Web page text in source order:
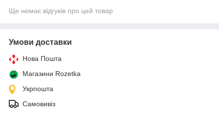
Ще немає відгуків про цей товар
Умови доставки
Нова Пошта
Магазини Rozetka
Укрпошта
Самовивіз